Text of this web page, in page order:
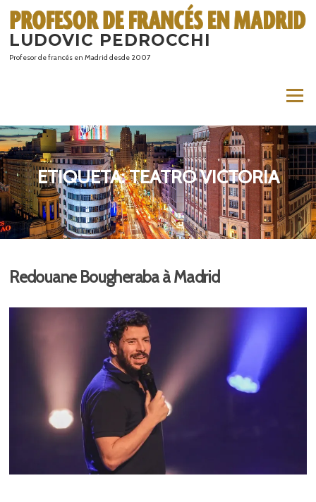
contenido
LUDOVIC PEDROCCHI
Profesor de francés en Madrid desde 2007
Menú
ETIQUETA:TEATRO VICTORIA
Redouane Bougheraba à Madrid